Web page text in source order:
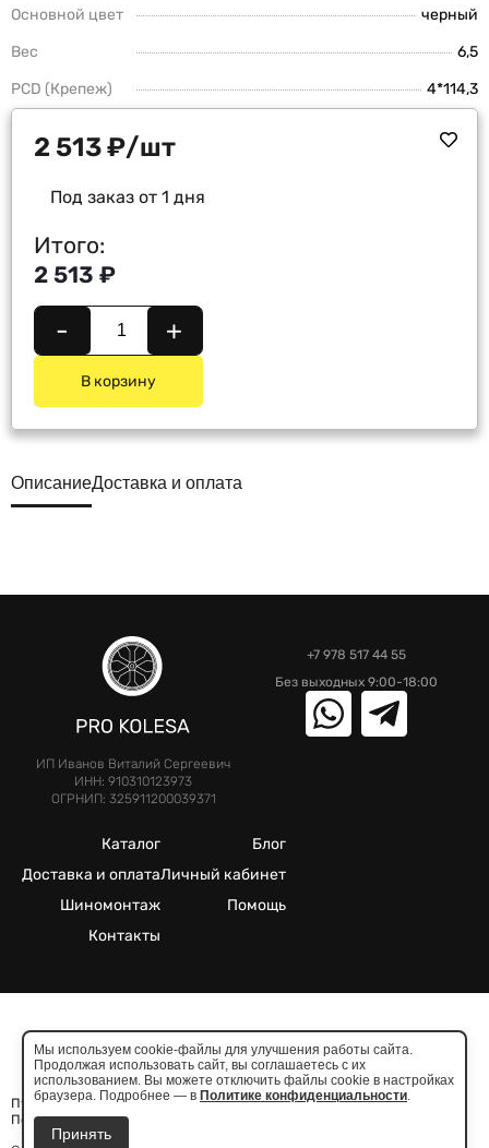
Основной цвет
черный
Вес
6,5
PCD (Крепеж)
4*114,3
2 513₽/шт
Под заказ от 1 дня
Итого:
2 513 ₽
- +
В корзину
ОписаниеДоставка и оплата
ИП Иванов Виталий Сергеевич
ИНН: 910310123973
ОГРНИП: 325911200039371
+7 978 517 44 55
Без выходных 9:00-18:00
Каталог
Доставка и оплата
Шиномонтаж
Контакты
Блог
Личный кабинет
Помощь
©2025. Все права защищены.
Meta признана экстремистcкой организацией в России
Публичная оферта
Политика конфиденциальности
Мы используем cookie-файлы для улучшения работы сайта.
Продолжая использовать сайт, вы соглашаетесь с их
использованием. Вы можете отключить файлы cookie в настройках
браузера. Подробнее — в Политике конфиденциальности.
Принять